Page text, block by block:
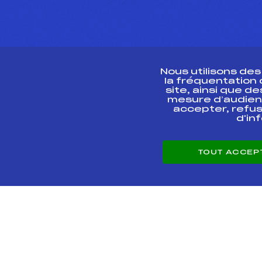
ESPACE PRESSE
Nous utilisons
la fréquentation
site, ainsi que
mesure
accepter,
TOUT